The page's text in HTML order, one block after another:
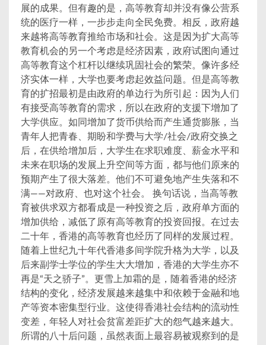
展的成果。但有趣的是，高等教育却并没有像公营系
统的医疗一样，一步步走向全民免费。相反，政府越
来越将高等教育推给市场和社会。这是因为扩大高等
教育机会的另一个考虑是经济因素，政府试图向通过
高等教育这个杠杆以继续巩固社会的繁荣。像许多经
济实体一样，大学也要考虑起效益问题。但是高等教
育的扩招最初是由政府的单边行为所引起：因为人们
有接受高等教育的需求，所以在政府的支援下增加了
大学供应。如同增加了货币供给而产生通货膨胀，当
青年人把青春、期盼和学费与大学/社会/政府交换之
后，在供给增加后，大学生在求职难度、薪金水平和
未来在职场的发展上升空间等方面，都与他们原来的
预期产生了很大落差。他们不可避免地产生失落和不
满——对政府、也对这个社会。 换句话说，当高等教
育被供求双方都看成是一种投资之后，政府单方面的
增加供给，减低了原有高等教育的投资回报。在过去
二十年，香港的高等教育也经历了同样的发展过程。
随着上世纪九十年代香港多间学院升格为大学，以及
后来副学士学位的学生大大增加，香港的大学生亦不
再是“天之骄子”。更雪上加霜的是，随着香港的经济
结构的变化，经济发展越来越集中和依赖于金融和地
产等资本密集型行业。这使得香港社会结构的流动性
变差，年轻人对社会贫富差距扩大的怨气越来越大。
所谓的八十后问题，虽然表面上最容易被观察到的是